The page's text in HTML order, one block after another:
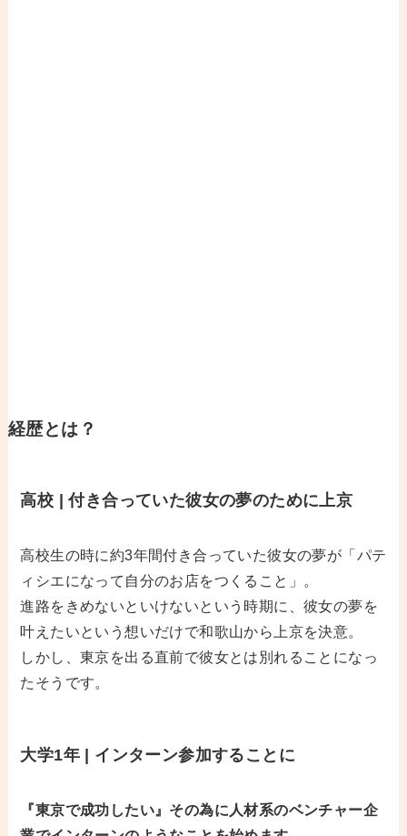
経歴とは？
高校 | 付き合っていた彼女の夢のために上京
高校生の時に約3年間付き合っていた彼女の夢が「パテ
ィシエになって自分のお店をつくること」。
進路をきめないといけないという時期に、彼女の夢を
叶えたいという想いだけで和歌山から上京を決意。
しかし、東京を出る直前で彼女とは別れることになっ
たそうです。
大学1年 | インターン参加することに
『東京で成功したい』その為に人材系のベンチャー企